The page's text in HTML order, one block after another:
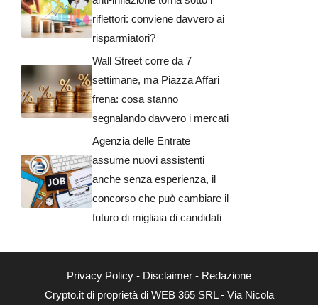
riflettori: conviene davvero ai
risparmiatori?
Wall Street corre da 7
settimane, ma Piazza Affari
frena: cosa stanno
segnalando davvero i mercati
Agenzia delle Entrate
assume nuovi assistenti
anche senza esperienza, il
concorso che può cambiare il
futuro di migliaia di candidati
Privacy Policy - Disclaimer - Redazione
Crypto.it di proprietà di WEB 365 SRL - Via Nicola